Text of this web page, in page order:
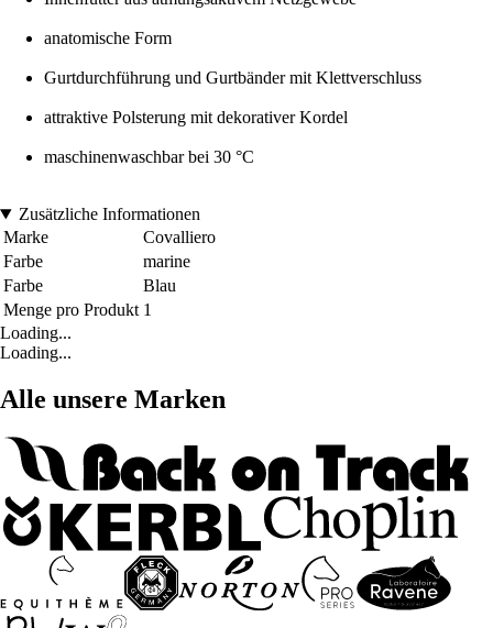
anatomische Form
Gurtdurchführung und Gurtbänder mit Klettverschluss
attraktive Polsterung mit dekorativer Kordel
maschinenwaschbar bei 30 °C
Zusätzliche Informationen
Marke
Covalliero
Farbe
marine
Farbe
Blau
Menge pro Produkt 1
Loading...
Loading...
Alle unsere Marken